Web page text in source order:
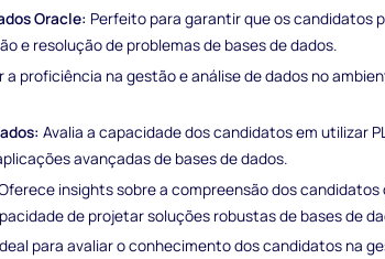
Oracle: Perfeito para garantir que os candidatos
e resolução de problemas de bases de dados.
a proficiência na gestão e análise de dados no
Avalia a capacidade dos candidatos em utilizar
avançadas de bases de dados.
insights sobre a compreensão dos candidatos
de projetar soluções robustas de bases de
para avaliar o conhecimento dos candidatos na